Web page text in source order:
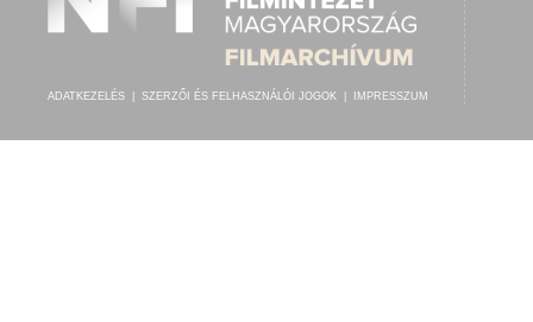
ADATKEZELÉS SZERZŐI ÉS FELHASZNÁLÓI JOGOK IMPRESSZUM